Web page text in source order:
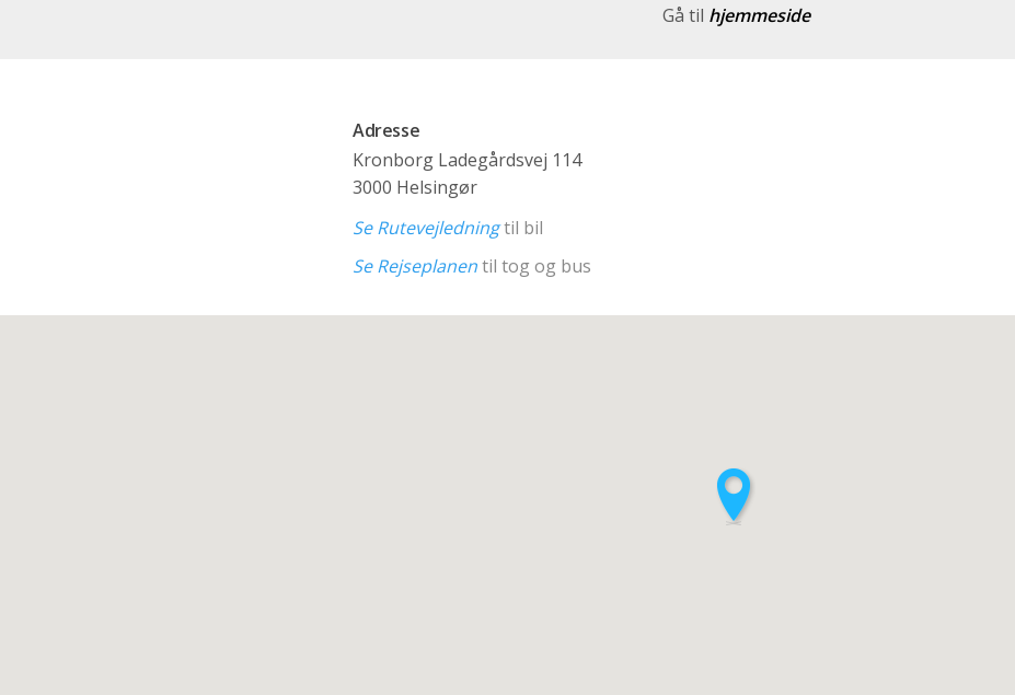
Gå til hjemmeside
Adresse
Kronborg Ladegårdsvej 114
3000 Helsingør
Se Rutevejledningtil bil
Se Rejseplanentil tog og bus